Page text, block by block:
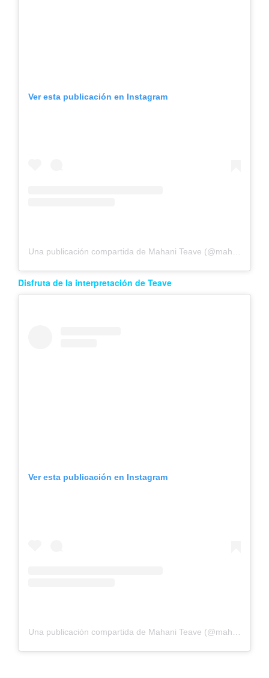
Ver esta publicación en Instagram
Disfruta de la interpretación de Teave
Ver esta publicación en Instagram
Una publicación compartida de Mahani Teave (@mahaniteave)